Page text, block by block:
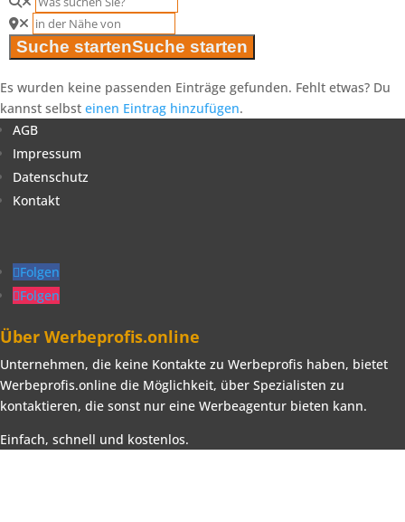
Suche startenSuche starten
Es wurden keine passenden Einträge gefunden. Fehlt etwas? Du
kannst selbst einen Eintrag hinzufügen.
AGB
Impressum
Datenschutz
Kontakt
Folgen
Folgen
Über Werbeprofis.online
Unternehmen, die keine Kontakte zu Werbeprofis haben, bietet
Werbeprofis.online die Möglichkeit, über Spezialisten zu
kontaktieren, die sonst nur eine Werbeagentur bieten kann.
Einfach, schnell und kostenlos.